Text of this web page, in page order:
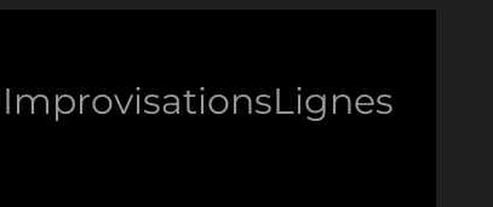
ImprovisationsLignes